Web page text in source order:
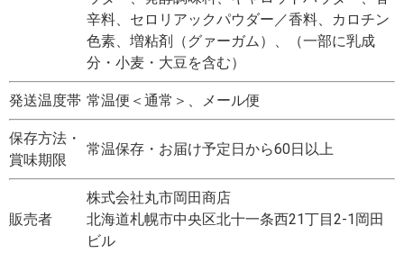
辛料、セロリアックパウダー／香料、カロチン
色素、増粘剤（グァーガム）、（一部に乳成
分・小麦・大豆を含む）
発送温度帯 常温便＜通常＞、メール便
保存方法・
賞味期限
常温保存・お届け予定日から60日以上
販売者
株式会社丸市岡田商店
北海道札幌市中央区北十一条西21丁目2-1岡田
ビル